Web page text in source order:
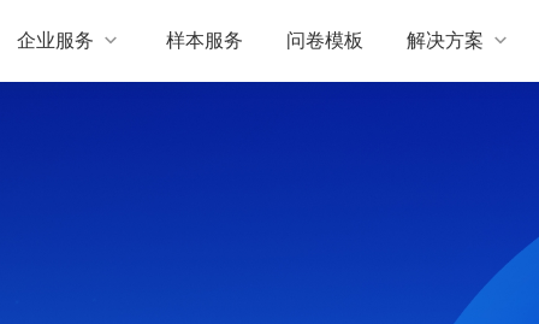
企业服务  样本服务 问卷模板 解决方案 